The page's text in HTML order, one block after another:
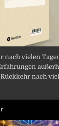
nach vielen
nach